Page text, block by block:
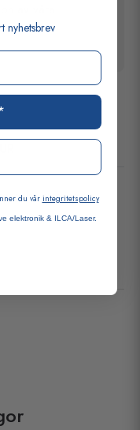
av
nyhetsbrev
du vår integritetspolicy
elektronik & ILCA/Laser.